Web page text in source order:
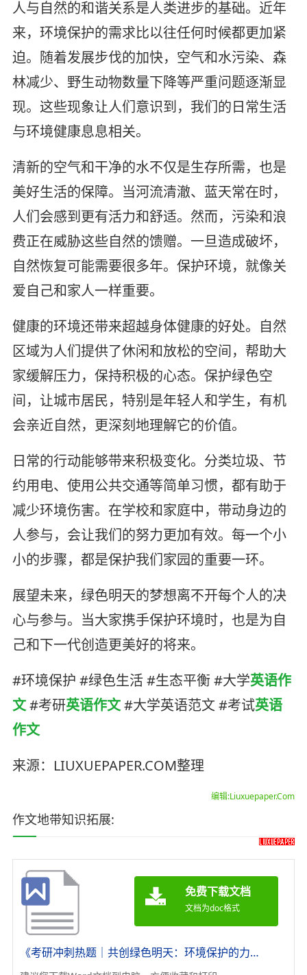
人与自然的和谐关系是人类进步的基础。近年
来，环境保护的需求比以往任何时候都更加紧
迫。随着发展步伐的加快，空气和水污染、森
林减少、野生动物数量下降等严重问题逐渐显
现。这些现象让人们意识到，我们的日常生活
与环境健康息息相关。
清新的空气和干净的水不仅是生存所需，也是
美好生活的保障。当河流清澈、蓝天常在时，
人们会感到更有活力和舒适。然而，污染和浪
费正在威胁这些自然的馈赠。一旦造成破坏，
自然恢复可能需要很多年。保护环境，就像关
爱自己和家人一样重要。
健康的环境还带来超越身体健康的好处。自然
区域为人们提供了休闲和放松的空间，帮助大
家缓解压力，保持积极的心态。保护绿色空
间，让城市居民，特别是年轻人和学生，有机
会亲近自然，更深刻地理解它的价值。
日常的行动能够带来积极变化。分类垃圾、节
约用电、使用公共交通等简单习惯，都有助于
减少环境伤害。在学校和家庭中，带动身边的
人参与，会让我们的努力更加有效。每一个小
小的步骤，都是保护我们家园的重要一环。
展望未来，绿色明天的梦想离不开每个人的决
心与参与。当大家携手保护环境时，也是为自
己和下一代创造更美好的将来。
#环境保护 #绿色生活 #生态平衡 #大学英语作
文#考研英语作文#大学英语范文 #考试英语
作文
来源：LIUXUEPAPER.COM整理
编辑:Liuxuepaper.Com
作文地带知识拓展:
《考研冲刺热题｜共创绿色明天：环境保护的力量》
免费下载文档
文档为doc格式